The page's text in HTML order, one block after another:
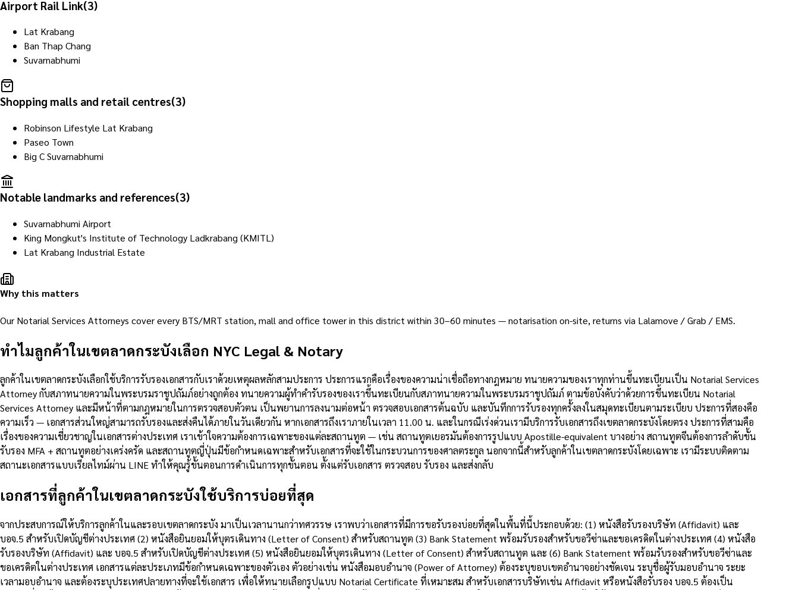
Airport Rail Link(3)
Lat Krabang
Ban Thap Chang
Suvarnabhumi
Shopping malls and retail centres(3)
Robinson Lifestyle Lat Krabang
Paseo Town
Big C Suvarnabhumi
Notable landmarks and references(3)
Suvarnabhumi Airport
King Mongkut's Institute of Technology Ladkrabang (KMITL)
Lat Krabang Industrial Estate
Why this matters
Our Notarial Services Attorneys cover every BTS/MRT station, mall and office tower in this district within 30–60 minutes — notarisation on-site, returns via Lalamove / Grab / EMS.
ทำไมลูกค้าในเขตลาดกระบังเลือก NYC Legal & Notary
ลูกค้าในเขตลาดกระบังเลือกใช้บริการรับรองเอกสารกับเราด้วยเหตุผลหลักสามประการ ประการแรกคือเรื่องของความน่าเชื่อถือทางกฎหมาย ทนายความของเราทุกท่านขึ้นทะเบียนเป็น Notarial Services
Attorney กับสภาทนายความในพระบรมราชูปถัมภ์อย่างถูกต้อง ทนายความผู้ทำคำรับรองของเราขึ้นทะเบียนกับสภาทนายความในพระบรมราชูปถัมภ์ ตามข้อบังคับว่าด้วยการขึ้นทะเบียน Notarial
Services Attorney และมีหน้าที่ตามกฎหมายในการตรวจสอบตัวตน เป็นพยานการลงนามต่อหน้า ตรวจสอบเอกสารต้นฉบับ และบันทึกการรับรองทุกครั้งลงในสมุดทะเบียนตามระเบียบ ประการที่สองคือ
ความเร็ว — เอกสารส่วนใหญ่สามารถรับรองและส่งคืนได้ภายในวันเดียวกัน หากเอกสารถึงเราภายในเวลา 11.00 น. และในกรณีเร่งด่วนเรามีบริการรับเอกสารถึงเขตลาดกระบังโดยตรง ประการที่สามคือ
เรื่องของความเชี่ยวชาญในเอกสารต่างประเทศ เราเข้าใจความต้องการเฉพาะของแต่ละสถานทูต — เช่น สถานทูตเยอรมันต้องการรูปแบบ Apostille-equivalent บางอย่าง สถานทูตจีนต้องการลำดับขั้น
รับรอง MFA + สถานทูตอย่างเคร่งครัด และสถานทูตญี่ปุ่นมีข้อกำหนดเฉพาะสำหรับเอกสารที่จะใช้ในกระบวนการของศาลตระกูล นอกจากนี้สำหรับลูกค้าในเขตลาดกระบังโดยเฉพาะ เรามีระบบติดตาม
สถานะเอกสารแบบเรียลไทม์ผ่าน LINE ทำให้คุณรู้ขั้นตอนการดำเนินการทุกขั้นตอน ตั้งแต่รับเอกสาร ตรวจสอบ รับรอง และส่งกลับ
เอกสารที่ลูกค้าในเขตลาดกระบังใช้บริการบ่อยที่สุด
จากประสบการณ์ให้บริการลูกค้าในและรอบเขตลาดกระบัง มาเป็นเวลานานกว่าทศวรรษ เราพบว่าเอกสารที่มีการขอรับรองบ่อยที่สุดในพื้นที่นี้ประกอบด้วย: (1) หนังสือรับรองบริษัท (Affidavit) และ
บอจ.5 สำหรับเปิดบัญชีต่างประเทศ (2) หนังสือยินยอมให้บุตรเดินทาง (Letter of Consent) สำหรับสถานทูต (3) Bank Statement พร้อมรับรองสำหรับขอวีซ่าและขอเครดิตในต่างประเทศ (4) หนังสือ
รับรองบริษัท (Affidavit) และ บอจ.5 สำหรับเปิดบัญชีต่างประเทศ (5) หนังสือยินยอมให้บุตรเดินทาง (Letter of Consent) สำหรับสถานทูต และ (6) Bank Statement พร้อมรับรองสำหรับขอวีซ่าและ
ขอเครดิตในต่างประเทศ เอกสารแต่ละประเภทมีข้อกำหนดเฉพาะของตัวเอง ตัวอย่างเช่น หนังสือมอบอำนาจ (Power of Attorney) ต้องระบุขอบเขตอำนาจอย่างชัดเจน ระบุชื่อผู้รับมอบอำนาจ ระยะ
เวลามอบอำนาจ และต้องระบุประเทศปลายทางที่จะใช้เอกสาร เพื่อให้ทนายเลือกรูปแบบ Notarial Certificate ที่เหมาะสม สำหรับเอกสารบริษัทเช่น Affidavit หรือหนังสือรับรอง บอจ.5 ต้องเป็น